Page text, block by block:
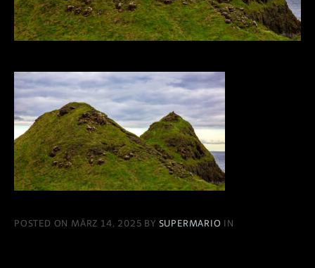
POSTED ON MÄRZ 14, 2025 BY SUPERMARIO IN